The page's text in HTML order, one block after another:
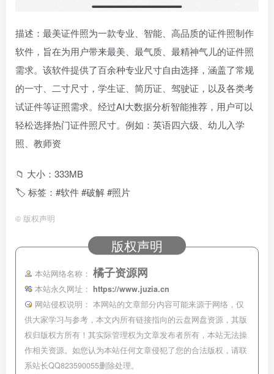
描述：最美证件照为一款专业、智能、高品质的证件照制作
软件，旨在为用户带来最美、最气质、最精神气儿的证件照
需求。该软件提供了百余种专业尺寸自由选择，涵盖了常规
的一寸、二寸尺寸，学生证、简历证、驾驶证，以及各类考
试证件等证照需求。经过AI大数据分析智能推荐，用户可以
轻松选择热门证件照尺寸。例如：英语四六级、幼儿入学
照、教师资
📁 大小：333MB
🏷 标签：#软件 #破解 #照片
© 版权声明
版权声明
本站网络名称： 橘子资源网
本站永久网址：
https://www.juzia.cn
网站侵权说明： 本网站的文章部分内容可能来源于网络，仅
供大家学习与参考，本文内所有链接指向的云盘网盘资源，其版
权归版权方所有！其实际管理权为文章发布者所有，本站无法操
作相关资源。如您认为本站任何文章侵犯了您的合法版权，请联
系站长QQ823590055删除处理。